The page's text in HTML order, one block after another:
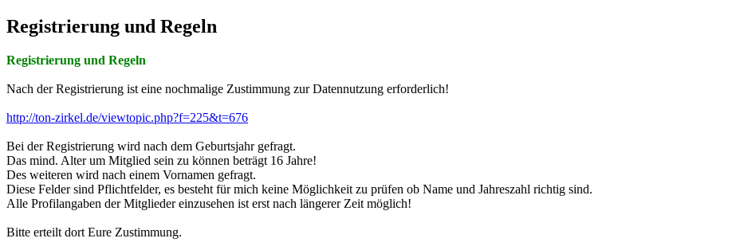
Registrierung und Regeln
Registrierung und Regeln
Nach der Registrierung ist eine nochmalige Zustimmung zur Datennutzung erforderlich!
http://ton-zirkel.de/viewtopic.php?f=225&t=676
Bei der Registrierung wird nach dem Geburtsjahr gefragt.
Das mind. Alter um Mitglied sein zu können beträgt 16 Jahre!
Des weiteren wird nach einem Vornamen gefragt.
Diese Felder sind Pflichtfelder, es besteht für mich keine Möglichkeit zu prüfen ob Name und Jahreszahl richtig sind.
Alle Profilangaben der Mitglieder einzusehen ist erst nach längerer Zeit möglich!
Bitte erteilt dort Eure Zustimmung.